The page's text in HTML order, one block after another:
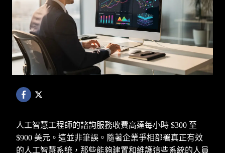
人工智慧工程師的諮詢服務收費高達每小時 $300 至
$900 美元。這並非筆誤。隨著企業爭相部署真正有效
的人工智慧系統，那些能夠建置和維護這些系統的人員